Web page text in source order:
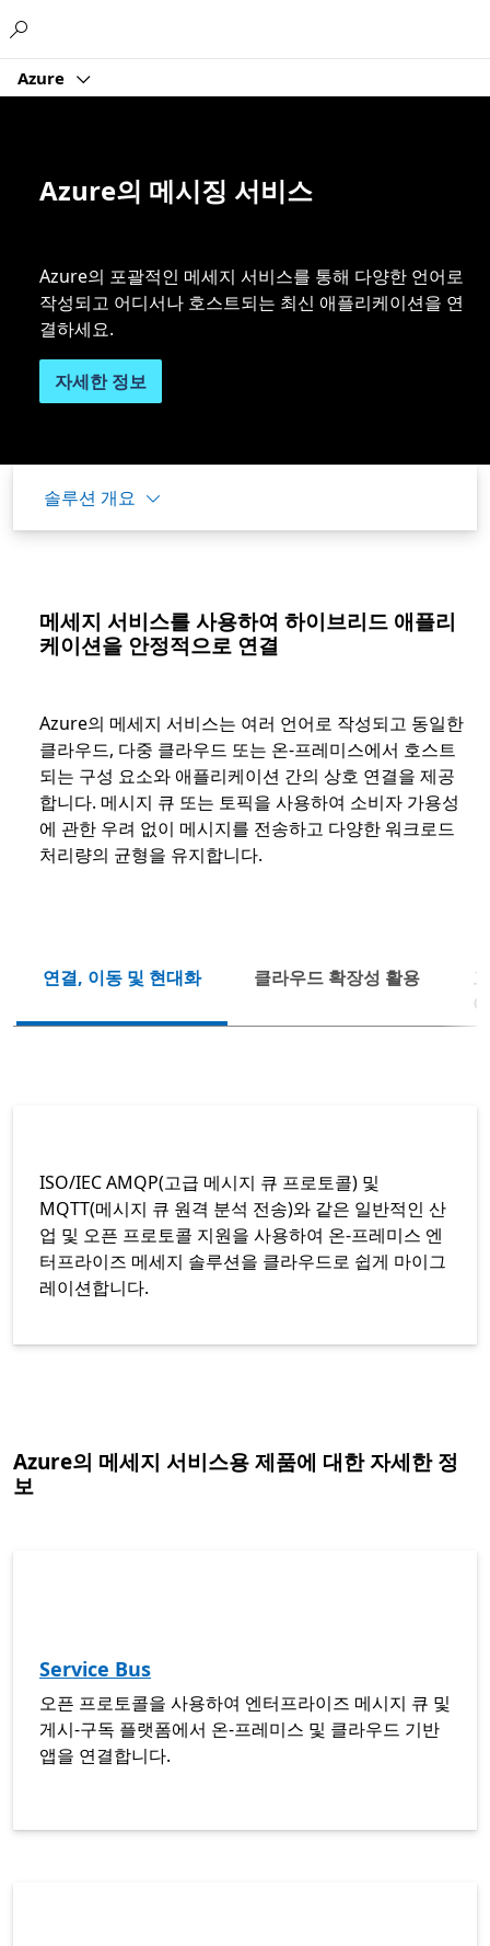
Azure
Azure의 메시징 서비스
Azure의 포괄적인 메세지 서비스를 통해 다양한 언어로
작성되고 어디서나 호스트되는 최신 애플리케이션을 연
결하세요.
자세한 정보
솔루션 개요
메세지 서비스를 사용하여 하이브리드 애플리
케이션을 안정적으로 연결
Azure의 메세지 서비스는 여러 언어로 작성되고 동일한
클라우드, 다중 클라우드 또는 온-프레미스에서 호스트
되는 구성 요소와 애플리케이션 간의 상호 연결을 제공
합니다. 메시지 큐 또는 토픽을 사용하여 소비자 가용성
에 관한 우려 없이 메시지를 전송하고 다양한 워크로드
처리량의 균형을 유지합니다.
연결, 이동 및 현대화 클라우드 확장성 활용 다음
ISO/IEC AMQP(고급 메시지 큐 프로토콜) 및
MQTT(메시지 큐 원격 분석 전송)와 같은 일반적인 산
업 및 오픈 프로토콜 지원을 사용하여 온-프레미스 엔
터프라이즈 메세지 솔루션을 클라우드로 쉽게 마이그
레이션합니다.
Azure의 메세지 서비스용 제품에 대한 자세한 정
보
Service Bus
오픈 프로토콜을 사용하여 엔터프라이즈 메시지 큐 및
게시-구독 플랫폼에서 온-프레미스 및 클라우드 기반
앱을 연결합니다.